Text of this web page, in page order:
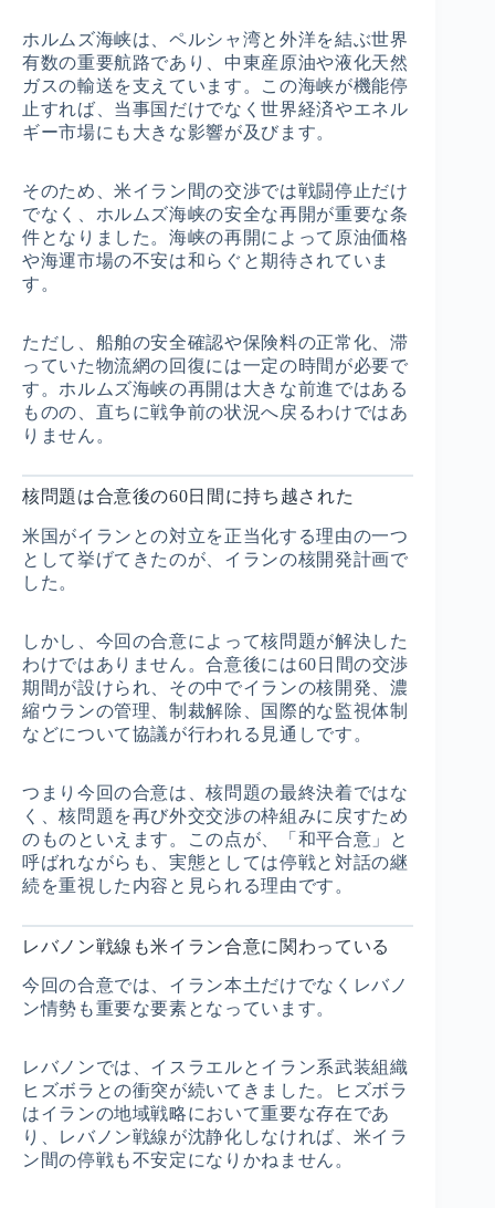
ホルムズ海峡は、ペルシャ湾と外洋を結ぶ世界
有数の重要航路であり、中東産原油や液化天然
ガスの輸送を支えています。この海峡が機能停
止すれば、当事国だけでなく世界経済やエネル
ギー市場にも大きな影響が及びます。
そのため、米イラン間の交渉では戦闘停止だけ
でなく、ホルムズ海峡の安全な再開が重要な条
件となりました。海峡の再開によって原油価格
や海運市場の不安は和らぐと期待されていま
す。
ただし、船舶の安全確認や保険料の正常化、滞
っていた物流網の回復には一定の時間が必要で
す。ホルムズ海峡の再開は大きな前進ではある
ものの、直ちに戦争前の状況へ戻るわけではあ
りません。
核問題は合意後の60日間に持ち越された
米国がイランとの対立を正当化する理由の一つ
として挙げてきたのが、イランの核開発計画で
した。
しかし、今回の合意によって核問題が解決した
わけではありません。合意後には60日間の交渉
期間が設けられ、その中でイランの核開発、濃
縮ウランの管理、制裁解除、国際的な監視体制
などについて協議が行われる見通しです。
つまり今回の合意は、核問題の最終決着ではな
く、核問題を再び外交交渉の枠組みに戻すため
のものといえます。この点が、「和平合意」と
呼ばれながらも、実態としては停戦と対話の継
続を重視した内容と見られる理由です。
レバノン戦線も米イラン合意に関わっている
今回の合意では、イラン本土だけでなくレバノ
ン情勢も重要な要素となっています。
レバノンでは、イスラエルとイラン系武装組織
ヒズボラとの衝突が続いてきました。ヒズボラ
はイランの地域戦略において重要な存在であ
り、レバノン戦線が沈静化しなければ、米イラ
ン間の停戦も不安定になりかねません。